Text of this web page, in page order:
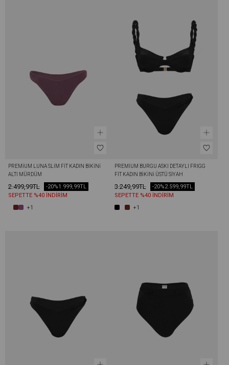
PREMIUM LUNA SLIM FIT KADIN BIKINI
ALTI MÜRDÜM
2.499,99TL 1.999,99TL
-20%
SEPETTE %40 İNDİRİM
+1
PREMIUM BURGU ASKI DETAYLI FRIGG
FIT KADIN BIKINI ÜSTÜ SIYAH
3.249,99TL 2.599,99TL
-20%
SEPETTE %40 İNDİRİM
+1